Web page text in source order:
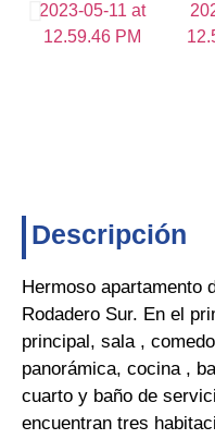
Descripción
Hermoso apartamento
Rodadero Sur. En el
principal, sala ,
panorámica, cocina ,
cuarto y baño de
encuentran tres